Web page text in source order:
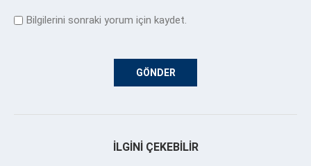
Bilgilerini sonraki yorum için kaydet.
İLGINI ÇEKEBILIR